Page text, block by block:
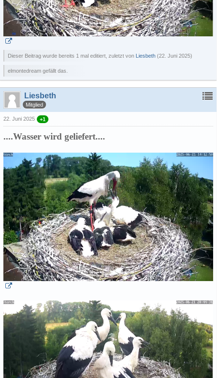
Dieser Beitrag wurde bereits 1 mal editiert, zuletzt von Liesbeth (22. Juni 2025)
elmontedream gefällt das.
Liesbeth
Mitglied
22. Juni 2025 +1
....Wasser wird geliefert....